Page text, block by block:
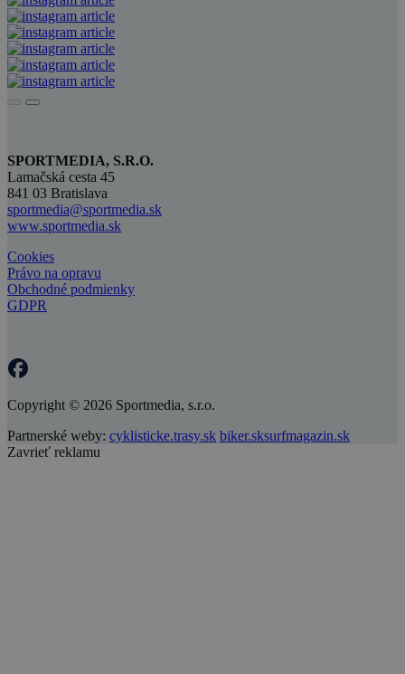
SPORTMEDIA, S.R.O.
Lamačská cesta 45
841 03 Bratislava
sportmedia@sportmedia.sk
www.sportmedia.sk
Cookies
Právo na opravu
Obchodné podmienky
GDPR
Copyright © 2026 Sportmedia, s.r.o.
Partnerské weby: cyklisticke.trasy.sk biker.sksurfmagazin.sk
Zavrieť reklamu